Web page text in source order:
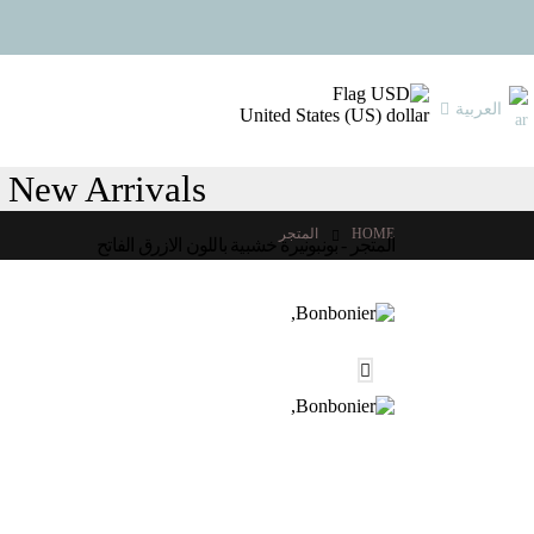
العربية United States (US) dollar
New Arrivals
HOME المتجر
المتجر - بونبونيرة خشبية باللون الازرق الفاتح